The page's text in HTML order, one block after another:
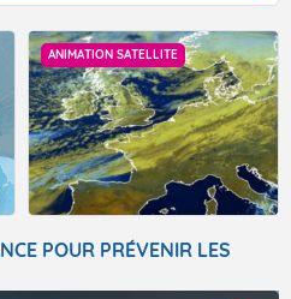
ANIMATION SATELLITE
POUR PRÉVENIR LES